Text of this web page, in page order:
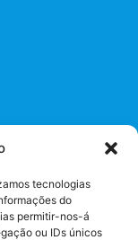
tecnologias
do
permitir-nos-á
ou IDs únicos